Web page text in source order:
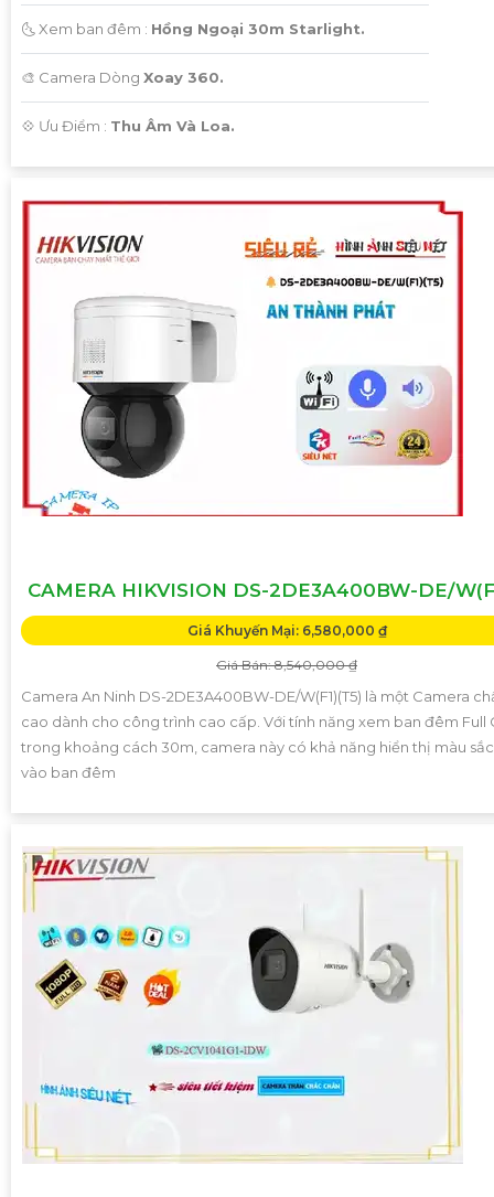
🌜 Xem ban đêm : Hồng Ngoại 30m Starlight.
🎨 Camera Dòng Xoay 360.
️💠 Ưu Điểm : Thu Âm Và Loa.
CAMERA HIKVISION DS-2DE3A400BW-DE/
Giá Khuyến Mại: 6,580,000 ₫
Giá Bán: 8,540,000 ₫
Camera An Ninh DS-2DE3A400BW-DE/W(F1)(T5) là một Camera
cao dành cho công trình cao cấp. Với tính năng xem ban đêm Full
trong khoảng cách 30m, camera này có khả năng hiển thị màu
vào ban đêm